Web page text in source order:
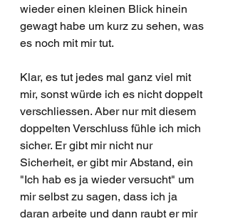
wieder einen kleinen Blick hinein
gewagt habe um kurz zu sehen, was
es noch mit mir tut.
Klar, es tut jedes mal ganz viel mit
mir, sonst würde ich es nicht doppelt
verschliessen. Aber nur mit diesem
doppelten Verschluss fühle ich mich
sicher. Er gibt mir nicht nur
Sicherheit, er gibt mir Abstand, ein
"Ich hab es ja wieder versucht" um
mir selbst zu sagen, dass ich ja
daran arbeite und dann raubt er mir